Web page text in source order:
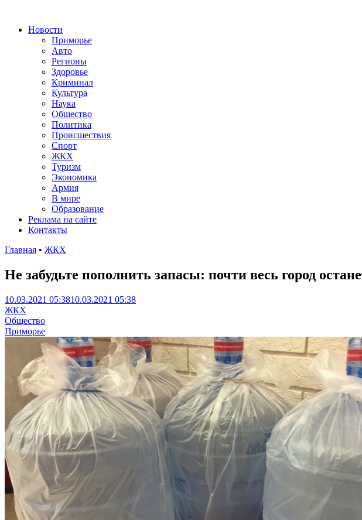
Новости
Приморье
Авто
Регионы
Здоровье
Криминал
Культура
Наука
Общество
Политика
Происшествия
Спорт
ЖКХ
Туризм
Экономика
Армия
В мире
Образование
Реклама на сайте
Контакты
Главная • ЖКХ
Не забудьте пополнить запасы: почти весь город
10.03.2021 05:3810.03.2021 05:38
ЖКХ
Общество
Приморье